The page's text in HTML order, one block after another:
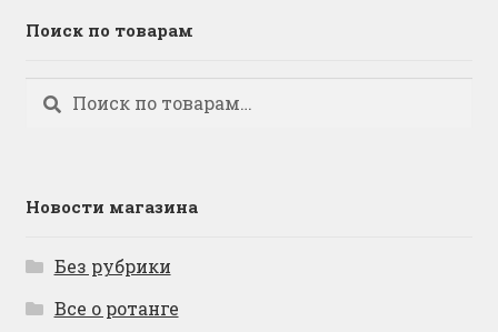
Поиск по товарам
Искать:
Поиск
Новости магазина
Без рубрики
Все о ротанге